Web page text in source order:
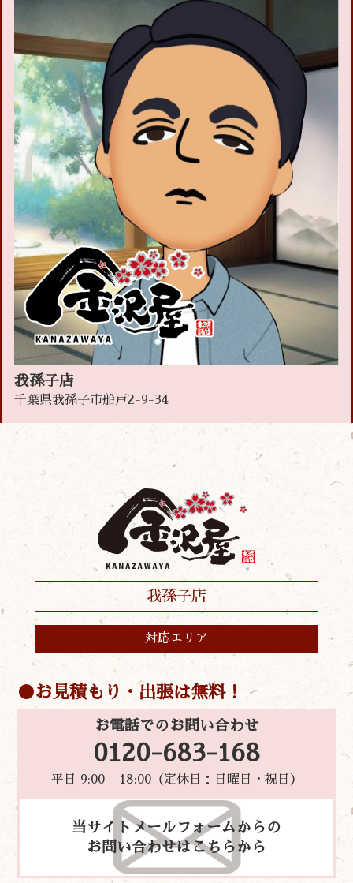
我孫子店
千葉県我孫子市船戸2-9-34
我孫子店
対応エリア
お見積もり・出張は無料！
お電話でのお問い合わせ
0120-683-168
平日 9:00 - 18:00（定休日：日曜日・祝日）
当サイトメールフォームからの
お問い合わせはこちらから